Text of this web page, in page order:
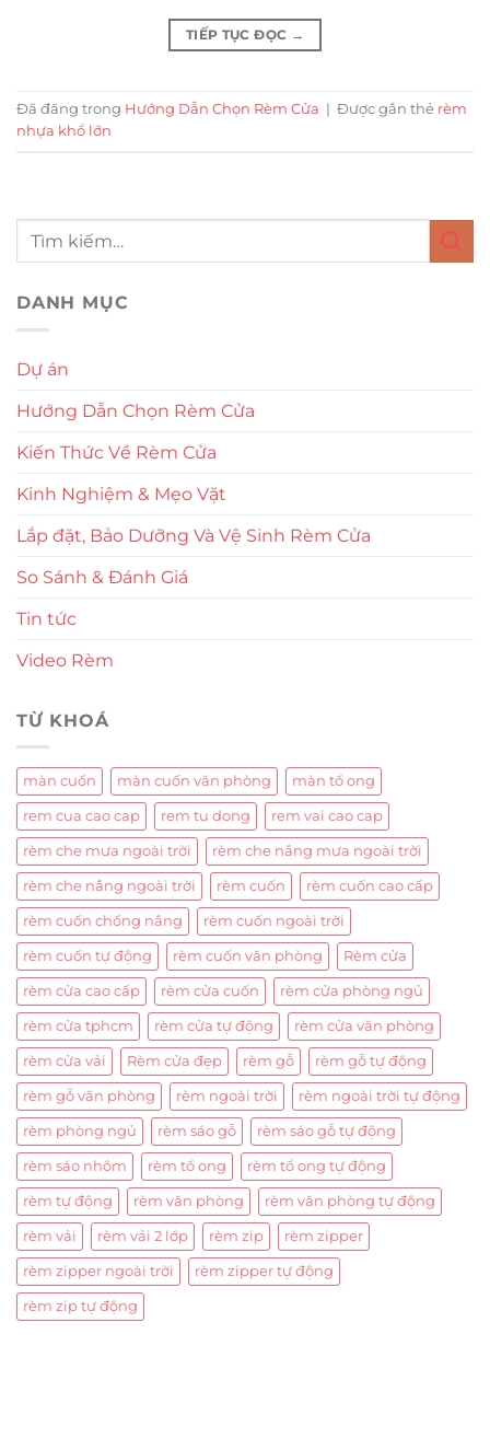
TIẾP TỤC ĐỌC →
Đã đăng trong Hướng Dẫn Chọn Rèm Cửa | Được gắn thẻ rèm
nhựa khổ lớn
DANH MỤC
Dự án
Hướng Dẫn Chọn Rèm Cửa
Kiến Thức Về Rèm Cửa
Kinh Nghiệm & Mẹo Vặt
Lắp đặt, Bảo Dưỡng Và Vệ Sinh Rèm Cửa
So Sánh & Đánh Giá
Tin tức
Video Rèm
TỪ KHOÁ
màn cuốn màn cuốn văn phòng màn tổ ong
rem cua cao cap rem tu dong rem vai cao cap
rèm che mưa ngoài trời rèm che nắng mưa ngoài trời
rèm che nắng ngoài trời rèm cuốn rèm cuốn cao cấp
rèm cuốn chống nắng rèm cuốn ngoài trời
rèm cuốn tự động rèm cuốn văn phòng Rèm cửa
rèm cửa cao cấp rèm cửa cuốn rèm cửa phòng ngủ
rèm cửa tphcm rèm cửa tự động rèm cửa văn phòng
rèm cửa vải Rèm cửa đẹp rèm gỗ rèm gỗ tự động
rèm gỗ văn phòng rèm ngoài trời rèm ngoài trời tự động
rèm phòng ngủ rèm sáo gỗ rèm sáo gỗ tự động
rèm sáo nhôm rèm tổ ong rèm tổ ong tự động
rèm tự động rèm văn phòng rèm văn phòng tự động
rèm vải rèm vải 2 lớp rèm zip rèm zipper
rèm zipper ngoài trời rèm zipper tự động
rèm zip tự động